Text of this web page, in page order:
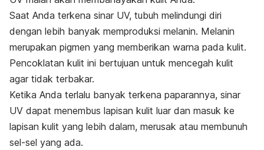
Saat Anda terkena sinar UV, tubuh melindungi diri
dengan lebih banyak memproduksi melanin. Melanin
merupakan pigmen yang memberikan warna pada kulit.
Pencoklatan kulit ini bertujuan untuk mencegah kulit
agar tidak terbakar.
Ketika Anda terlalu banyak terkena paparannya, sinar
UV dapat menembus lapisan kulit luar dan masuk ke
lapisan kulit yang lebih dalam, merusak atau membunuh
sel-sel yang ada.